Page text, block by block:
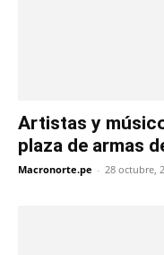
Artistas y
plaza de armas
Macronorte.pe - 28 octubre,